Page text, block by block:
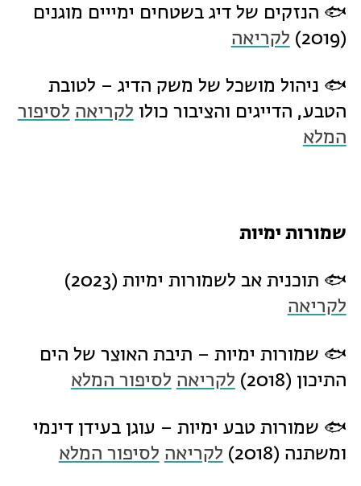
🐟 הנזקים של דיג בשטחים ימייים מוגנים
(2019)
לקריאה
🐟 ניהול מושכל של משק הדיג – לטובת
הטבע, הדייגים והציבור כולו לקריאה לסיפור
המלא
שמורות ימיות
🐟 תוכנית אב לשמורות ימיות (2023)
לקריאה
🐟 שמורות ימיות – תיבת האוצר של הים
התיכון (2018)
לקריאה לסיפור המלא
🐟 שמורות טבע ימיות – עוגן בעידן דינמי
ומשתנה (2018)
לקריאה לסיפור המלא